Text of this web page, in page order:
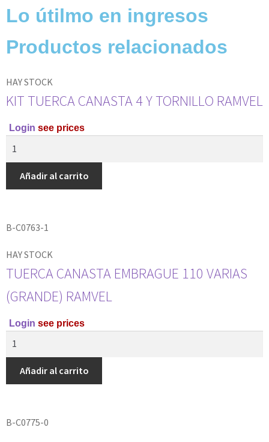
Lo útilmo en ingresos
Productos relacionados
B-C0763-1
HAY STOCK
KIT TUERCA CANASTA 4 Y TORNILLO RAMVEL
Login see prices
Añadir al carrito
B-C0775-0
HAY STOCK
TUERCA CANASTA EMBRAGUE 110 VARIAS
(GRANDE) RAMVEL
Login see prices
Añadir al carrito